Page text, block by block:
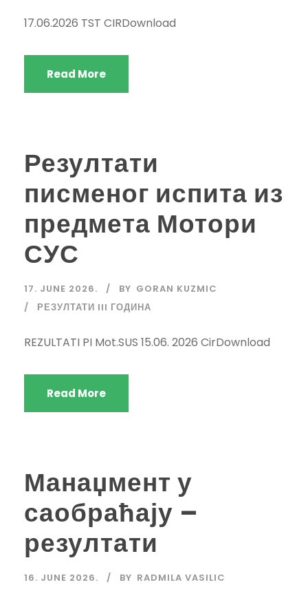
17.06.2026 TST CIRDownload
Read More
Резултати
писменог испита из
предмета Мотори
СУС
17. JUNE 2026. BY GORAN KUZMIC
РЕЗУЛТАТИ III ГОДИНА
REZULTATI PI Mot.SUS 15.06. 2026 CirDownload
Read More
Манаџмент у
саобраћају –
резултати
16. JUNE 2026. BY RADMILA VASILIC